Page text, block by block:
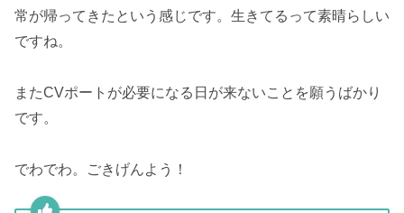
常が帰ってきたという感じです。生きてるって素晴らしい
ですね。
またCVポートが必要になる日が来ないことを願うばかり
です。
でわでわ。ごきげんよう！